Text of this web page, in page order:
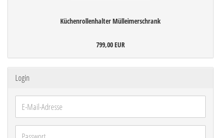
Küchenrollenhalter Mülleimerschrank
799,00 EUR
Login
E-
Mail-
Adresse
Passwort